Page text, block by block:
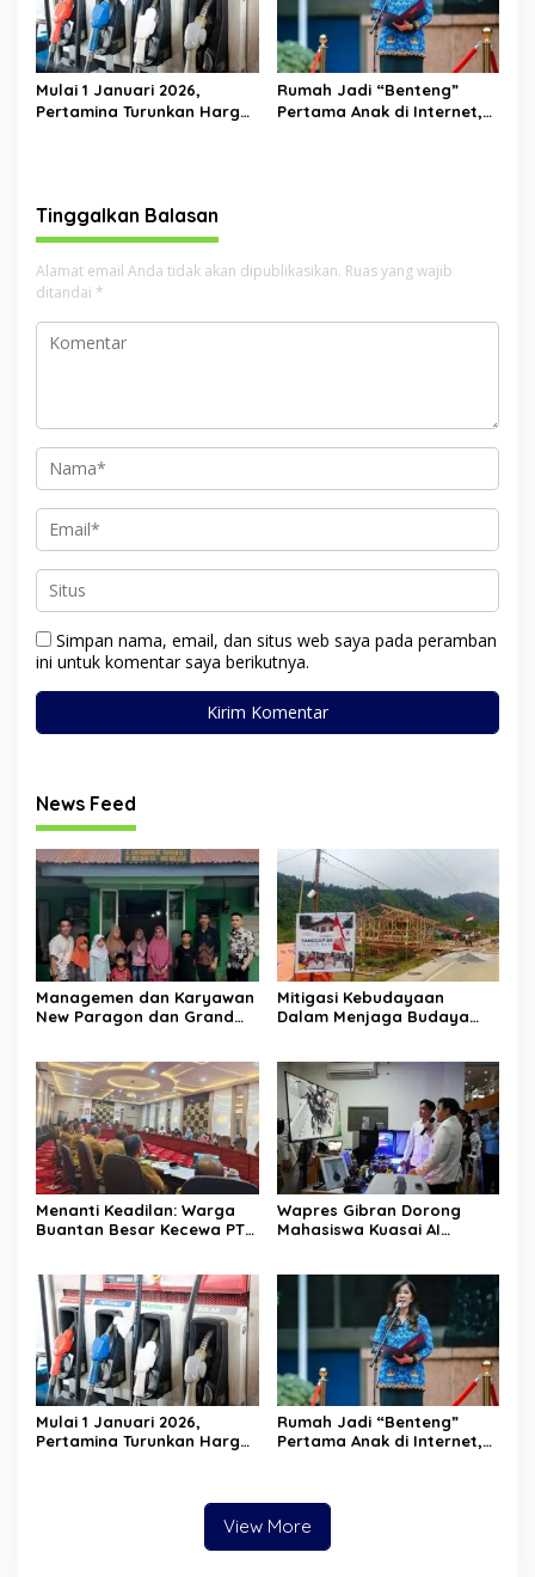
Mulai 1 Januari 2026,
Pertamina Turunkan Harga
Rumah Jadi “Benteng”
Pertama Anak di Internet,
Tinggalkan Balasan
Alamat email Anda tidak akan dipublikasikan. Ruas yang wajib
ditandai *
Simpan nama, email, dan situs web saya pada peramban
ini untuk komentar saya berikutnya.
News Feed
Managemen dan Karyawan
New Paragon dan Grand
Asuhan
Mitigasi Kebudayaan
Dalam Menjaga Budaya
Menanti Keadilan: Warga
Buantan Besar Kecewa PT
Wapres Gibran Dorong
Mahasiswa Kuasai AI
Transformasi Digital
Mulai 1 Januari 2026,
Pertamina Turunkan Harga
Rumah Jadi “Benteng”
Pertama Anak di Internet,
View More